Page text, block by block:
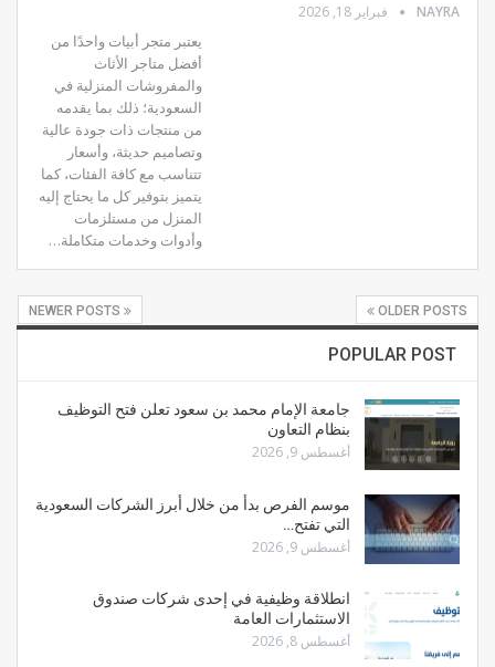
NAYRA فبراير 18, 2026
يعتبر متجر أبيات واحدًا من
أفضل متاجر الأثاث
والمفروشات المنزلية في
السعودية؛ ذلك بما يقدمه
من منتجات ذات جودة عالية
وتصاميم حديثة، وأسعار
تتناسب مع كافة الفئات، كما
يتميز بتوفير كل ما يحتاج إليه
المنزل من مستلزمات
وأدوات وخدمات متكاملة…
OLDER POSTS
POPULAR POST
جامعة الإمام محمد بن سعود تعلن فتح التوظيف
بنظام التعاون
أغسطس 9, 2026
موسم الفرص بدأ من خلال أبرز الشركات السعودية
التي تفتح…
أغسطس 9, 2026
انطلاقة وظيفية في إحدى شركات صندوق
الاستثمارات العامة
أغسطس 8, 2026